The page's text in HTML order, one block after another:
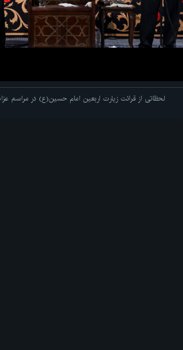
لحظاتی از قرائت زیارت اربعین امام حسین(ع) در مراسم